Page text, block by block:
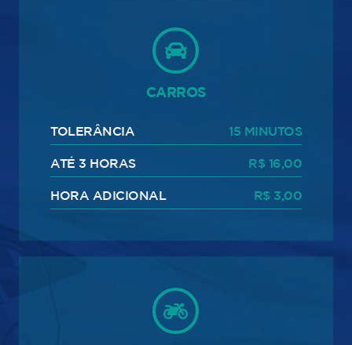
CARROS
TOLERÂNCIA 15 MINUTOS
ATÉ 3 HORAS R$ 16,00
HORA ADICIONAL R$ 3,00